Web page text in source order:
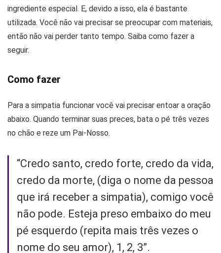
ingrediente especial. E, devido a isso, ela é bastante
utilizada. Você não vai precisar se preocupar com materiais,
então não vai perder tanto tempo. Saiba como fazer a
seguir.
Como fazer
Para a simpatia funcionar você vai precisar entoar a oração
abaixo. Quando terminar suas preces, bata o pé três vezes
no chão e reze um Pai-Nosso.
“Credo santo, credo forte, credo da vida,
credo da morte, (diga o nome da pessoa
que irá receber a simpatia), comigo você
não pode. Esteja preso embaixo do meu
pé esquerdo (repita mais três vezes o
nome do seu amor), 1, 2, 3”.